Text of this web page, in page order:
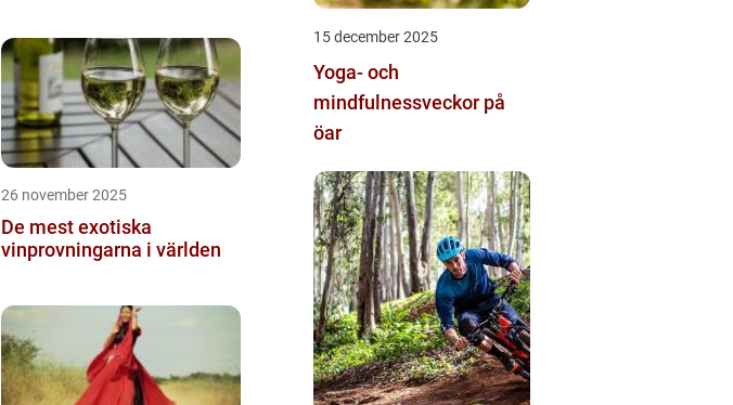
26 november 2025
De mest exotiska
vinprovningarna i världen
15 december 2025
Yoga- och
mindfulnessveckor på
öar